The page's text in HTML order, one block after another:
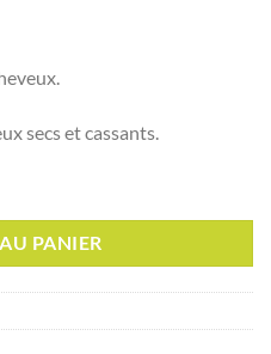
secs et cassants.
PANIER